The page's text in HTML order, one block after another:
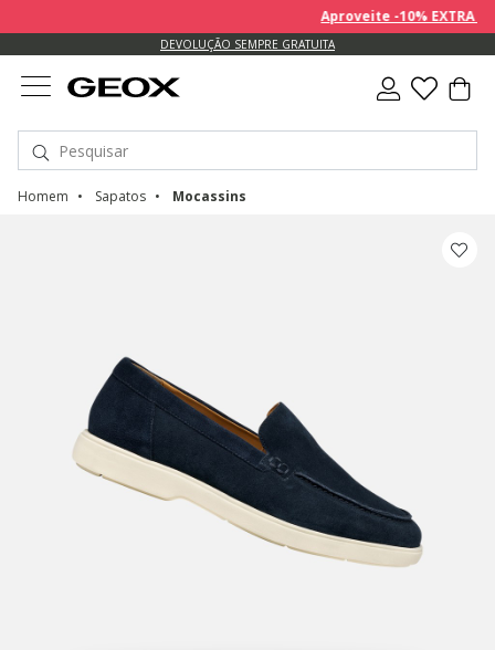
Aproveite -10% EXTRA
DEVOLUÇÃO SEMPRE GRATUITA
Homem Sapatos Mocassins